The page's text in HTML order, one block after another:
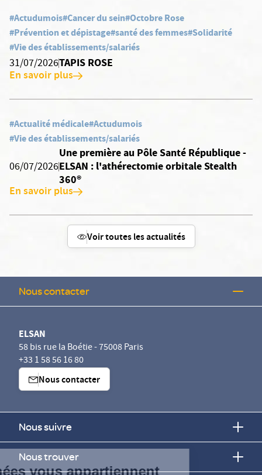
Continuer sans accepter
Vos données vous appartiennent
#Actudumois#Cancer du sein#Octobre Rose
#Prévention et dépistage#santé des femmes#Solidarité
#Vie des établissements/salariés
31/07/2026TAPIS ROSE
En savoir plus
#Actualité médicale#Actudumois
#Vie des établissements/salariés
06/07/2026
Une première au Pôle Santé République -
ELSAN : l'athérectomie orbitale Stealth
360®
En savoir plus
Voir toutes les actualités
Nous contacter
ELSAN
58 bis rue la Boétie - 75008 Paris
+33 1 58 56 16 80
Nous contacter
Nous suivre
Nous trouver